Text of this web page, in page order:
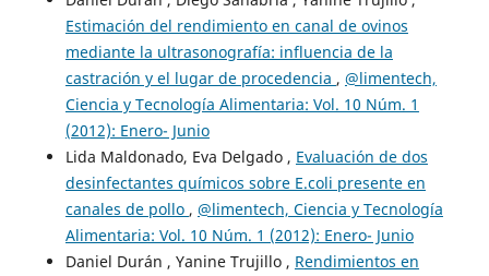
Estimación del rendimiento en canal de ovinos
mediante la ultrasonografía: influencia de la
castración y el lugar de procedencia , @limentech,
Ciencia y Tecnología Alimentaria: Vol. 10 Núm. 1
(2012): Enero- Junio
Lida Maldonado, Eva Delgado , Evaluación de dos
desinfectantes químicos sobre E.coli presente en
canales de pollo , @limentech, Ciencia y Tecnología
Alimentaria: Vol. 10 Núm. 1 (2012): Enero- Junio
Daniel Durán , Yanine Trujillo , Rendimientos en